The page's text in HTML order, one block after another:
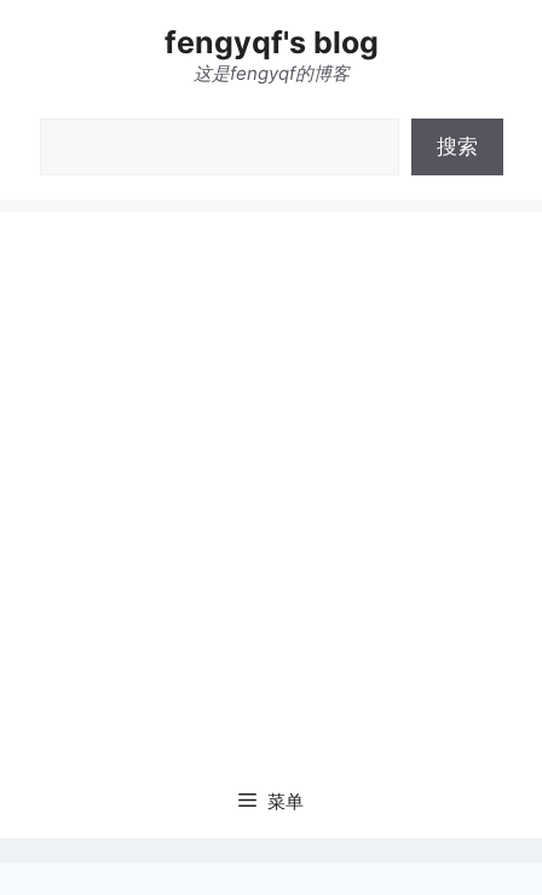
fengyqf's blog
这是fengyqf的博客
搜索
菜单